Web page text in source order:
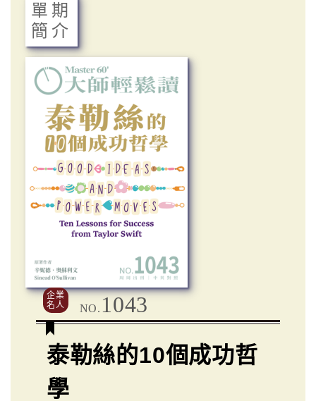
單期
簡介
企業
名人
NO. 1043
泰勒絲的10個成功哲
學